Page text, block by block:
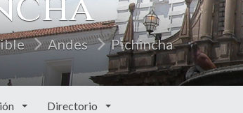
Andes Pichincha
Directorio